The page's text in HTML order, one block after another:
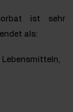
ist sehr
als: